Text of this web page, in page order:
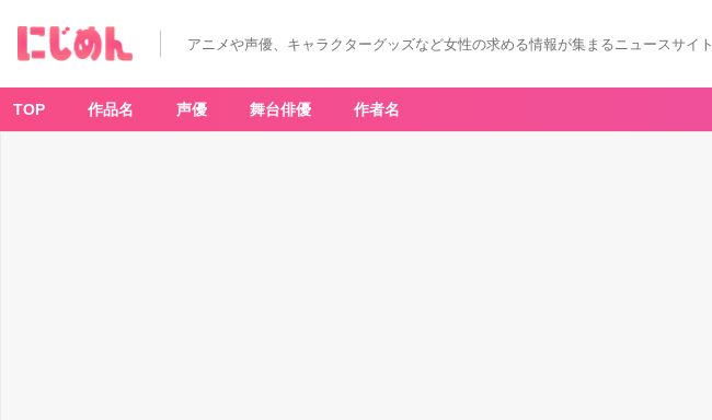
アニメや声優、キャラクターグッズなど女性の求める情報が集まるニュースサイト
TOP 作品名 声優 舞台俳優 作者名